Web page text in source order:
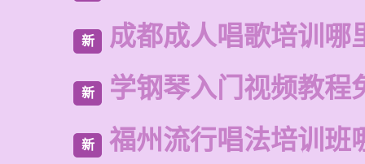
新 成都成人唱歌培训哪
新 学钢琴入门视频教程
新 福州流行唱法培训班